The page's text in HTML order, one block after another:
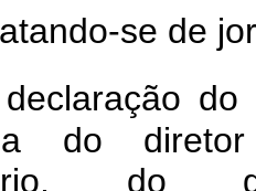
se de
do
do
do